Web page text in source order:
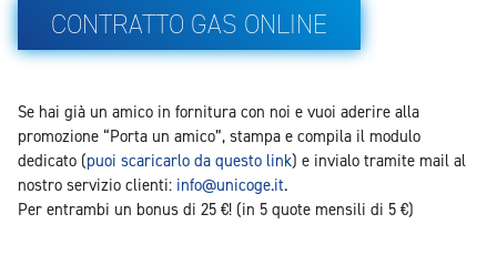
CONTRATTO GAS ONLINE
Se hai già un amico in fornitura con noi e vuoi aderire alla
promozione “Porta un amico”, stampa e compila il modulo
dedicato (puoi scaricarlo da questo link) e invialo tramite mail al
nostro servizio clienti: info@unicoge.it.
Per entrambi un bonus di 25 €! (in 5 quote mensili di 5 €)